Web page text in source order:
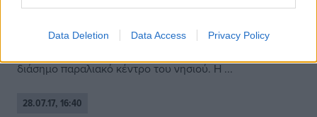
Data Deletion Data Access Privacy Policy
Οικονομικών στη Μύκονο από επιτόπιο έλεγχο σε
διάσημο παραλιακό κέντρο του νησιού. Η ...
28.07.17, 16:40